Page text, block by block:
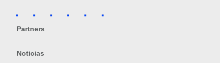
Partners
Noticias